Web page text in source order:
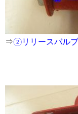
⇒②リリースバルブ